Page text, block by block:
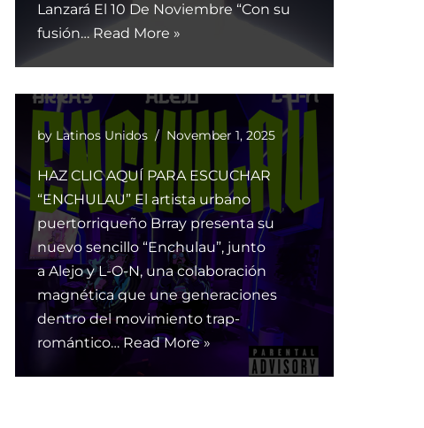
Lanzará El 10 De Noviembre “Con su
fusión… Read More »
by Latinos Unidos November 1, 2025
HAZ CLIC AQUÍ PARA ESCUCHAR
“ENCHULAU” El artista urbano
puertorriqueño Brray presenta su
nuevo sencillo “Enchulau”, junto
a Alejo y L-O-N, una colaboración
magnética que une generaciones
dentro del movimiento trap-
romántico…Read More »